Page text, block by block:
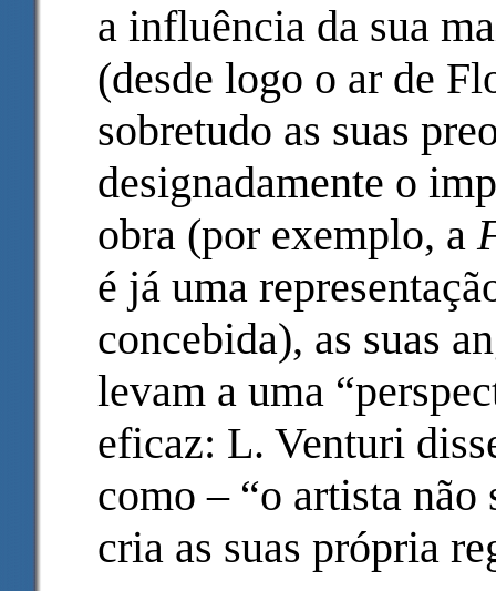
a influência da sua
(desde logo o ar de
sobretudo as suas
designadamente o
obra (por exemplo, a
é já uma
concebida), as suas
levam a uma
eficaz: L. Venturi
como – “o artista não
cria as suas própria